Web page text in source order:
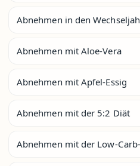
Abnehmen in den
Abnehmen mit Aloe-Vera
Abnehmen mit Apfel-Essig
Abnehmen mit der 5:2 Diät
Abnehmen mit der Low-